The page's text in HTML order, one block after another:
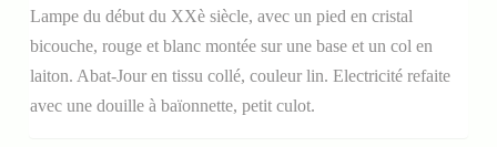
Lampe du début du XXè siècle, avec un pied en cristal
bicouche, rouge et blanc montée sur une base et un col en
laiton. Abat-Jour en tissu collé, couleur lin. Electricité refaite
avec une douille à baïonnette, petit culot.